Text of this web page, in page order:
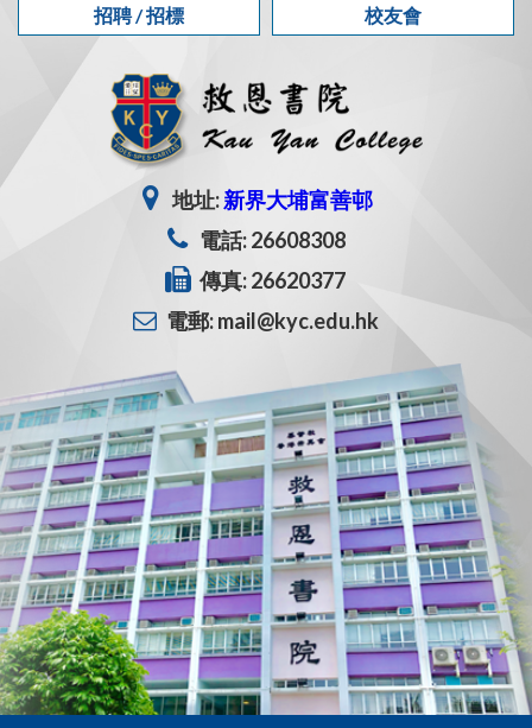
招聘 / 招標 校友會
地址:新界大埔富善邨
電話: 26608308
傳真: 26620377
電郵: mail@kyc.edu.hk